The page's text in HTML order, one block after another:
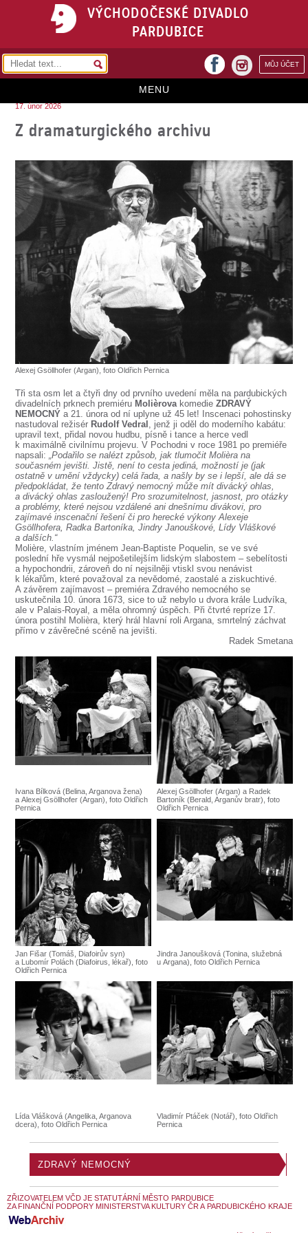
VÝCHODOČESKÉ DIVADLO
PARDUBICE
MŮJ ÚČET
facebook
MENU
REPERTOÁR
VSTUPENKY
PŘEDPLATNÉ
KONTAKTY
O DIVADLE
SOUBOR
DÁLE NABÍZÍME
17. únor 2026
Z dramaturgického archivu
Alexej Gsöllhofer (Argan), foto Oldřich Pernica
Tři sta osm let a čtyři dny od prvního uvedení měla na pardubických
divadelních prknech premiéru Molièrova komedieZDRAVÝ
NEMOCNÝ a 21. února od ní uplyne už 45 let! Inscenaci pohostinsky
nastudoval režisér Rudolf Vedral , jenž ji oděl do moderního kabátu:
upravil text, přidal novou hudbu, písně i tance a herce vedl
k maximálně civilnímu projevu. V Pochodni v roce 1981 po premiéře
napsali: „Podařilo se nalézt způsob, jak tlumočit Molièra na
současném jevišti. Jistě, není to cesta jediná, možností je (jak
ostatně v umění vždycky) celá řada, a našly by se i lepší, ale dá se
předpokládat, že tento Zdravý nemocný může mít divácký ohlas,
a divácký ohlas zasloužený! Pro srozumitelnost, jasnost, pro otázky
a problémy, které nejsou vzdálené ani dnešnímu divákovi, pro
zajímavé inscenační řešení či pro herecké výkony Alexeje
Gsöllhofera, Radka Bartoníka, Jindry Janouškové, Lídy Vláškové
a dalších.“
Molière, vlastním jménem Jean-Baptiste Poquelin, se ve své
poslední hře vysmál nejpošetilejším lidským slabostem – sebelítosti
a hypochondrii, zároveň do ní nejsilněji vtiskl svou nenávist
k lékařům, které považoval za nevědomé, zaostalé a ziskuchtivé.
A závěrem zajímavost – premiéra Zdravého nemocného se
uskutečnila 10. února 1673, sice to už nebylo u dvora krále Ludvíka,
ale v Palais-Royal, a měla ohromný úspěch. Při čtvrté repríze 17.
února postihl Molièra, který hrál hlavní roli Argana, smrtelný záchvat
přímo v závěrečné scéně na jevišti.
Radek Smetana
Ivana Bílková (Belina, Arganova žena)
a Alexej Gsöllhofer (Argan), foto Oldřich
Pernica
Alexej Gsöllhofer (Argan) a Radek
Bartoník (Berald, Arganův bratr), foto
Oldřich Pernica
Jan Fišar (Tomáš, Diafoirův syn)
a Lubomír Polách (Diafoirus, lékař), foto
Oldřich Pernica
Jindra Janoušková (Tonina, služebná
u Argana), foto Oldřich Pernica
Lída Vlášková (Angelika, Arganova
dcera), foto Oldřich Pernica
Vladimír Ptáček (Notář), foto Oldřich
Pernica
ZDRAVÝ NEMOCNÝ
ZŘIZOVATELEM VČD JE STATUTÁRNÍ MĚSTO PARDUBICE
ZA FINANČNÍ PODPORY MINISTERSTVA KULTURY ČR A PARDUBICKÉHO KRAJE